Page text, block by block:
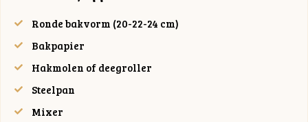
Ronde bakvorm (20-22-24 cm)
Bakpapier
Hakmolen of deegroller
Steelpan
Mixer